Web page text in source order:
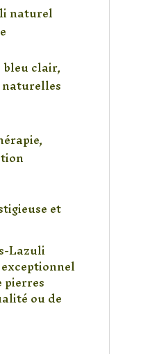
naturel
clair,
et
Lazuli
ou de